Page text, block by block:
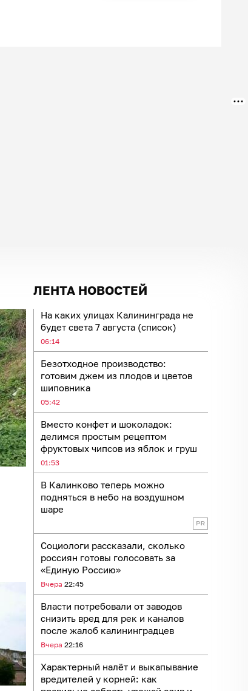
ЛЕНТА НОВОСТЕЙ
На каких улицах Калининграда не
будет света 7 августа (список)
06:14
Безотходное производство:
готовим джем из плодов и цветов
шиповника
05:42
Вместо конфет и шоколадок:
делимся простым рецептом
фруктовых чипсов из яблок и груш
01:53
В Калинково теперь можно
подняться в небо на воздушном
шаре
Социологи рассказали, сколько
россиян готовы голосовать за
«Единую Россию»
Вчера 22:45
Власти потребовали от заводов
снизить вред для рек и каналов
после жалоб калининградцев
Вчера 22:16
Характерный налёт и выкапывание
вредителей у корней: как